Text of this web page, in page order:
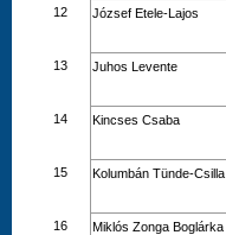
12 József Etele-Lajos
13 Juhos Levente
14 Kincses Csaba
15 Kolumbán Tünde-Csilla
16 Miklós Zonga Boglárka